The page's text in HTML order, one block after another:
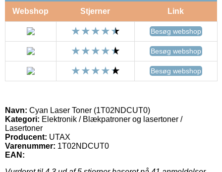
Webshop Stjerner Link
Besøg webshop
Besøg webshop
Besøg webshop
Navn: Cyan Laser Toner (1T02NDCUT0)
Kategori: Elektronik / Blækpatroner og lasertoner /
Lasertoner
Producent: UTAX
Varenummer: 1T02NDCUT0
EAN: